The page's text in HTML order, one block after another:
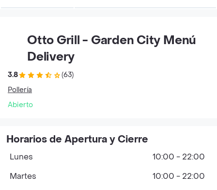
Otto Grill - Garden City Menú
Delivery
3.8
(63)
Pollería
Abierto
Horarios de Apertura y Cierre
Lunes
10:00 - 22:00
Martes
10:00 - 22:00